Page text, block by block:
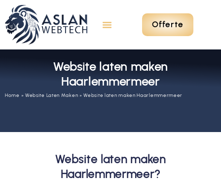
Offerte
Website laten maken
Haarlemmermeer
Home » Website Laten Maken »Website laten maken Haarlemmermeer
Website laten maken
Haarlemmermeer?